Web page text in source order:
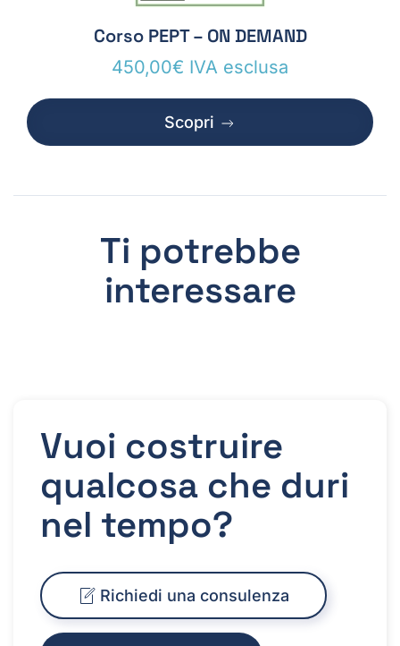
Corso PEPT – ON DEMAND
450,00€ IVA esclusa
Scopri
Ti potrebbe
interessare
Vuoi costruire
qualcosa che duri
nel tempo?
Richiedi una consulenza